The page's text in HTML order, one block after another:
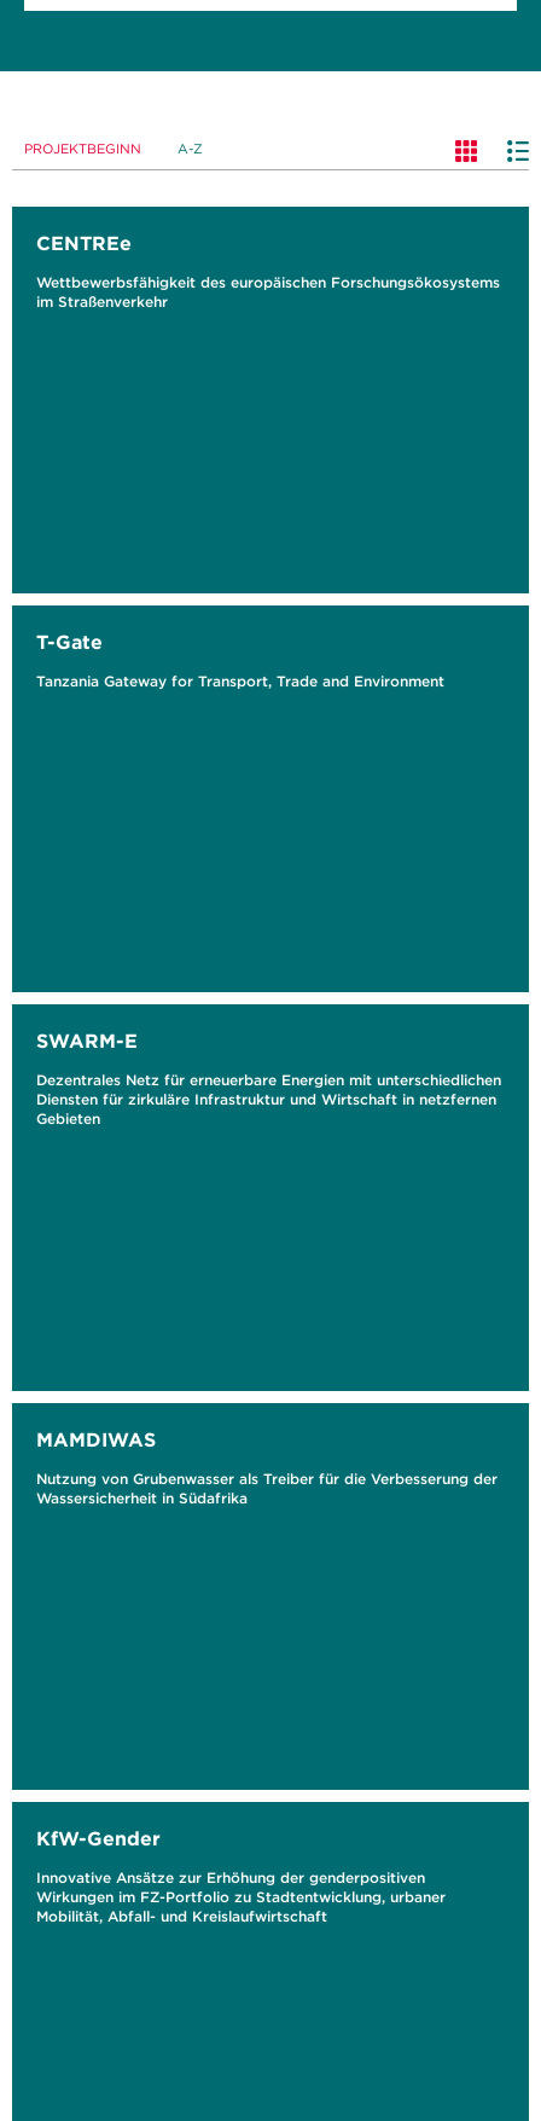
PROJEKTBEGINN A-Z
CENTREe
Wettbewerbsfähigkeit des europäischen Forschungsökosystems
im Straßenverkehr
T-Gate
Tanzania Gateway for Transport, Trade and Environment
SWARM-E
Dezentrales Netz für erneuerbare Energien mit unterschiedlichen
Diensten für zirkuläre Infrastruktur und Wirtschaft in netzfernen
Gebieten
MAMDIWAS
Nutzung von Grubenwasser als Treiber für die Verbesserung der
Wassersicherheit in Südafrika
KfW-Gender
Innovative Ansätze zur Erhöhung der genderpositiven
Wirkungen im FZ-Portfolio zu Stadtentwicklung, urbaner
Mobilität, Abfall- und Kreislaufwirtschaft